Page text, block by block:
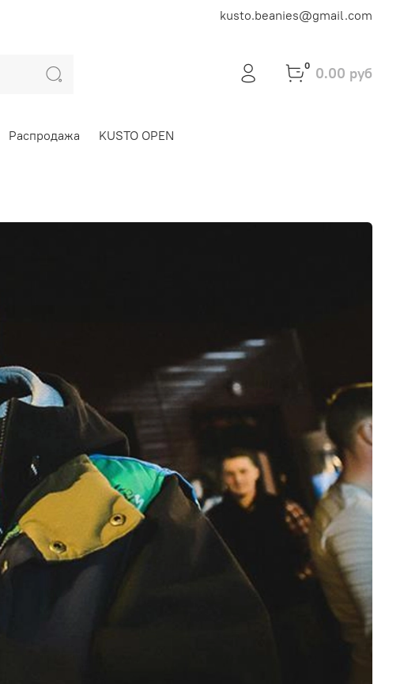
kusto.beanies@gmail.com
0 0.00 руб
Распродажа KUSTO OPEN